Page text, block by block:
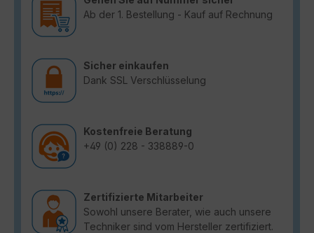
Ab der 1. Bestellung - Kauf auf Rechnung
Sicher einkaufen
Dank SSL Verschlüsselung
Kostenfreie Beratung
+49 (0) 228 - 338889-0
Zertifizierte Mitarbeiter
Sowohl unsere Berater, wie auch unsere
Techniker sind vom Hersteller zertifiziert.